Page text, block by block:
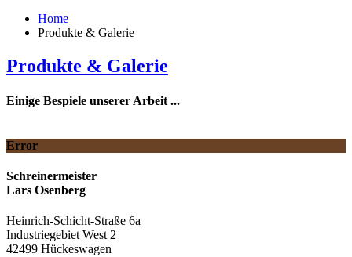
Home
Produkte & Galerie
Produkte & Galerie
Einige Bespiele unserer Arbeit ...
Error
Schreinermeister
Lars Osenberg
Heinrich-Schicht-Straße 6a
Industriegebiet West 2
42499 Hückeswagen